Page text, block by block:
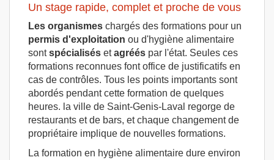
Un stage rapide, complet et proche de vous
Les organismes chargés des formations pour un
permis d'exploitation ou d'hygiène alimentaire
sontspécialisés etagréés par l'état. Seules ces
formations reconnues font office de justificatifs en
cas de contrôles. Tous les points importants sont
abordés pendant cette formation de quelques
heures. la ville de Saint-Genis-Laval regorge de
restaurants et de bars, et chaque changement de
propriétaire implique de nouvelles formations.
La formation en hygiène alimentaire dure environ